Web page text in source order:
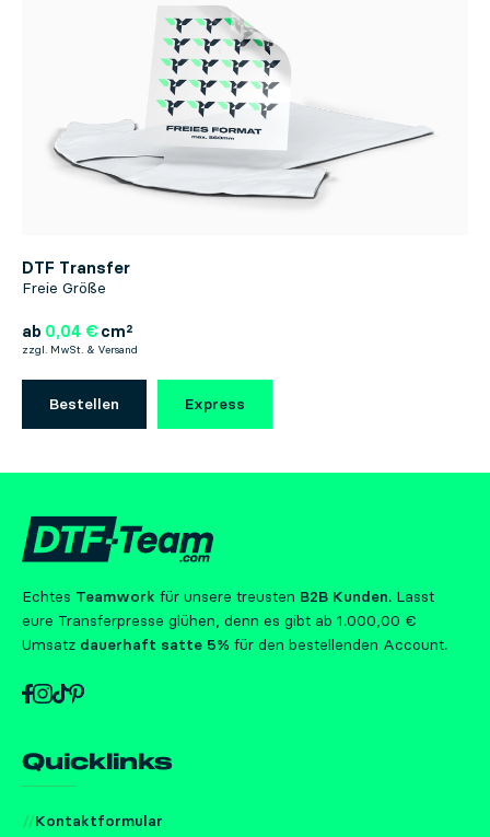
DTF Transfer
Freie Größe
ab 0,04 € cm²
zzgl. MwSt. & Versand
Bestellen Express
Echtes Teamwork für unsere treusten B2B Kunden. Lasst
eure Transferpresse glühen, denn es gibt ab 1.000,00 €
Umsatz dauerhaft satte 5% für den bestellenden Account.
Quicklinks
Kontaktformular